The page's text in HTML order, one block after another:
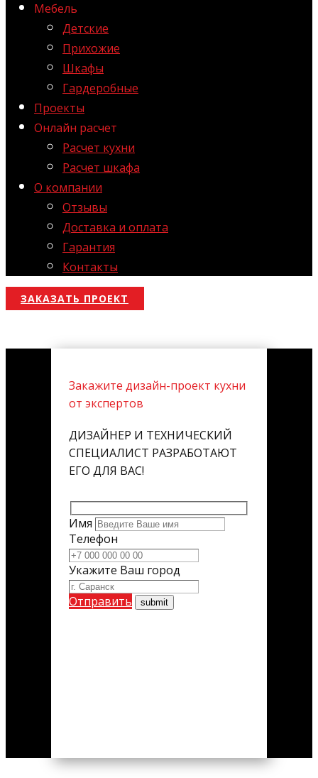
Мебель
Детские
Прихожие
Шкафы
Гардеробные
Проекты
Онлайн расчет
Расчет кухни
Расчет шкафа
О компании
Отзывы
Доставка и оплата
Гарантия
Контакты
ЗАКАЗАТЬ ПРОЕКТ
Закажите дизайн-проект кухни
от экспертов
ДИЗАЙНЕР И ТЕХНИЧЕСКИЙ
СПЕЦИАЛИСТ РАЗРАБОТАЮТ
ЕГО ДЛЯ ВАС!
Имя
Телефон
Укажите Ваш город
Отправить